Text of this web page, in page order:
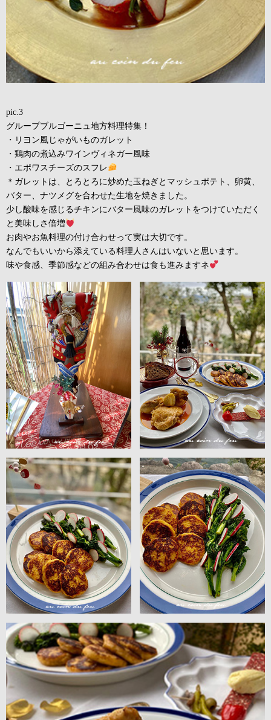
pic.3
グループブルゴーニュ地方料理特集！
・リヨン風じゃがいものガレット
・鶏肉の煮込みワインヴィネガー風味
・エポワスチーズのスフレ
＊ガレットは、とろとろに炒めた玉ねぎとマッシュポテト、卵黄、
バター、ナツメグを合わせた生地を焼きました。
少し酸味を感じるチキンにバター風味のガレットをつけていただく
と美味しさ倍増
お肉やお魚料理の付け合わせって実は大切です。
なんでもいいから添えている料理人さんはいないと思います。
味や食感、季節感などの組み合わせは食も進みますネ